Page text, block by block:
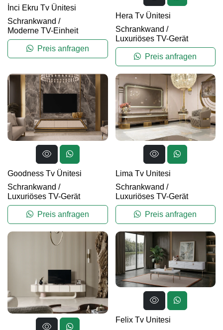
İnci Ekru Tv Ünitesi
Schrankwand /
Moderne TV-Einheit
Preis anfragen
Hera Tv Ünitesi
Schrankwand /
Luxuriöses TV-Gerät
Preis anfragen
Goodness Tv Ünitesi
Schrankwand /
Luxuriöses TV-Gerät
Preis anfragen
Lima Tv Unitesi
Schrankwand /
Luxuriöses TV-Gerät
Preis anfragen
Felix Tv Unitesi